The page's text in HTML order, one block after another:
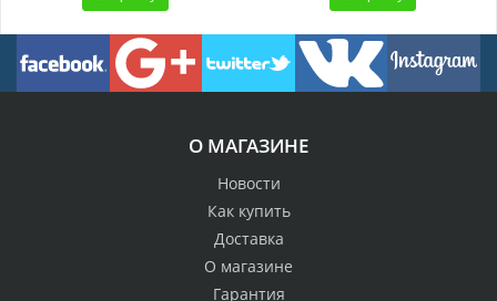
О МАГАЗИНЕ
Новости
Как купить
Доставка
О магазине
Гарантия